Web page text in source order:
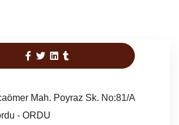
Mah. Poyraz Sk. No:81/A
- ORDU